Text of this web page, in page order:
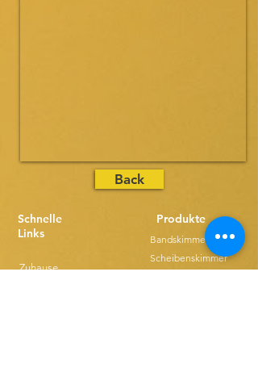
Back
Schnelle
Links
Zuhause
Produkte
Bandskimmer
Scheibenskimmer